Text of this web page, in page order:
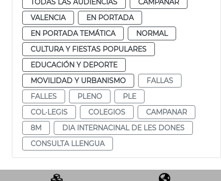
VALENCIA
EN PORTADA
EN PORTADA TEMÁTICA
NORMAL
CULTURA Y FIESTAS POPULARES
EDUCACIÓN Y DEPORTE
MOVILIDAD Y URBANISMO
FALLAS
FALLES
PLENO
PLE
COL·LEGIS
COLEGIOS
CAMPANAR
8M
DIA INTERNACINAL DE LES DONES
CONSULTA LLENGUA